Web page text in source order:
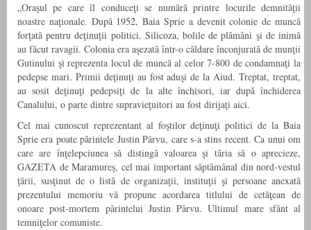
„Oraşul pe care îl conduceţi se numără printre locurile demnităţii
noastre naţionale. După 1952, Baia Sprie a devenit colonie de muncă
forţată pentru deţinuţii politici. Silicoza, bolile de plămâni şi de inimă
au făcut ravagii. Colonia era aşezată într-o căldare înconjurată de munţii
Gutinului şi reprezenta locul de muncă al celor 7-800 de condamnaţi la
pedepse mari. Primii deţinuţi au fost aduşi de la Aiud. Treptat, treptat,
au sosit deţinuţi pedepsiţi de la alte închisori, iar după închiderea
Canalului, o parte dintre supravieţuitori au fost dirijaţi aici.
Cel mai cunoscut reprezentant al foştilor deţinuţi politici de la Baia
Sprie era poate părintele Justin Pârvu, care s-a stins recent. Ca unui om
care are înţelepciunea să distingă valoarea şi tăria să o aprecieze,
GAZETA de Maramureş, cel mai important săptămânal din nord-vestul
ţării, susţinut de o listă de organizaţii, instituţii şi persoane anexată
prezentului memoriu vă propune acordarea titlului de cetăţean de
onoare post-mortem părintelui Justin Pârvu. Ultimul mare sfânt al
temniţelor comuniste.